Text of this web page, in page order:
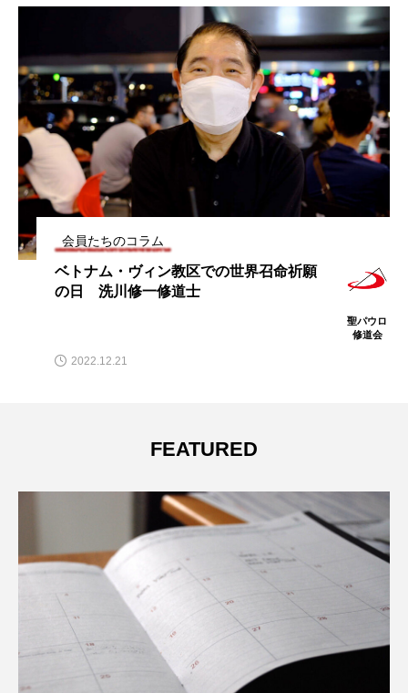
会員たちのコラム
ベトナム・ヴィン教区での世界召命祈願
の日 洗川修一修道士
聖パウロ
修道会
2022.12.21
FEATURED